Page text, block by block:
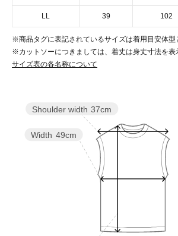
LL 39 102
※商品タグに表記されているサイズは着用目安体型
※カットソーにつきましては、着丈は身丈寸法を表
サイズ表の各名称について
Width 49cm
Shoulder width 37cm